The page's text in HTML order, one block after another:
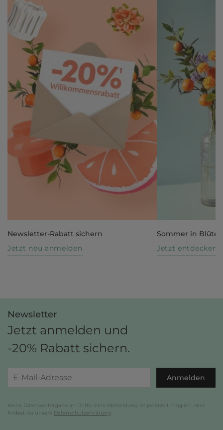
Newsletter-Rabatt sichern
Jetzt neu anmelden
Sommer in Blüte
Jetzt entdecken
Newsletter
Jetzt anmelden und
-20% Rabatt sichern.
Anmelden
Keine Datenweitergabe an Dritte. Eine Abmeldung ist jederzeit möglich. Hier
findest du unsere Datenschutzerklärung